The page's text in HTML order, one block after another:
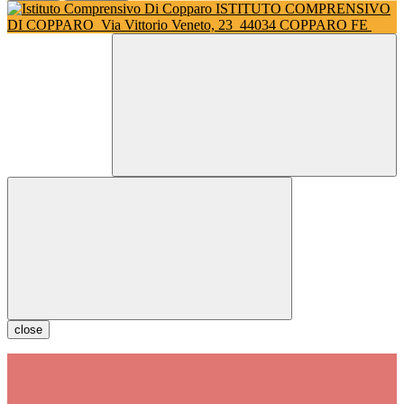
ISTITUTO COMPRENSIVO
DI COPPARO Via Vittorio Veneto, 23 44034 COPPARO FE
close